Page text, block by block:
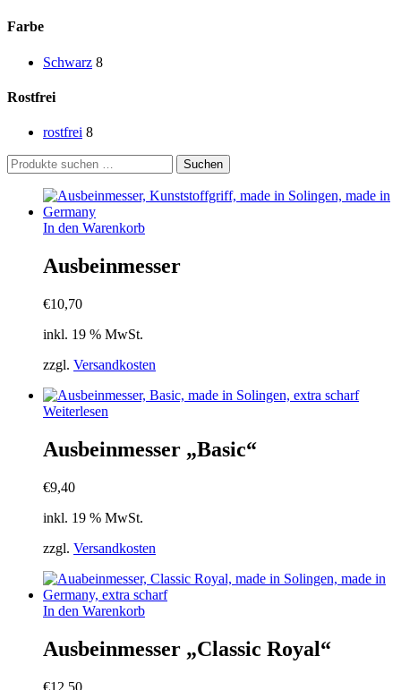
Farbe
Schwarz 8
Rostfrei
rostfrei 8
Suchen
nach:
Suchen
In den Warenkorb
Ausbeinmesser
€10,70
inkl. 19 % MwSt.
zzgl. Versandkosten
Weiterlesen
Ausbeinmesser „Basic“
€9,40
inkl. 19 % MwSt.
zzgl. Versandkosten
In den Warenkorb
Ausbeinmesser „Classic Royal“
€12,50